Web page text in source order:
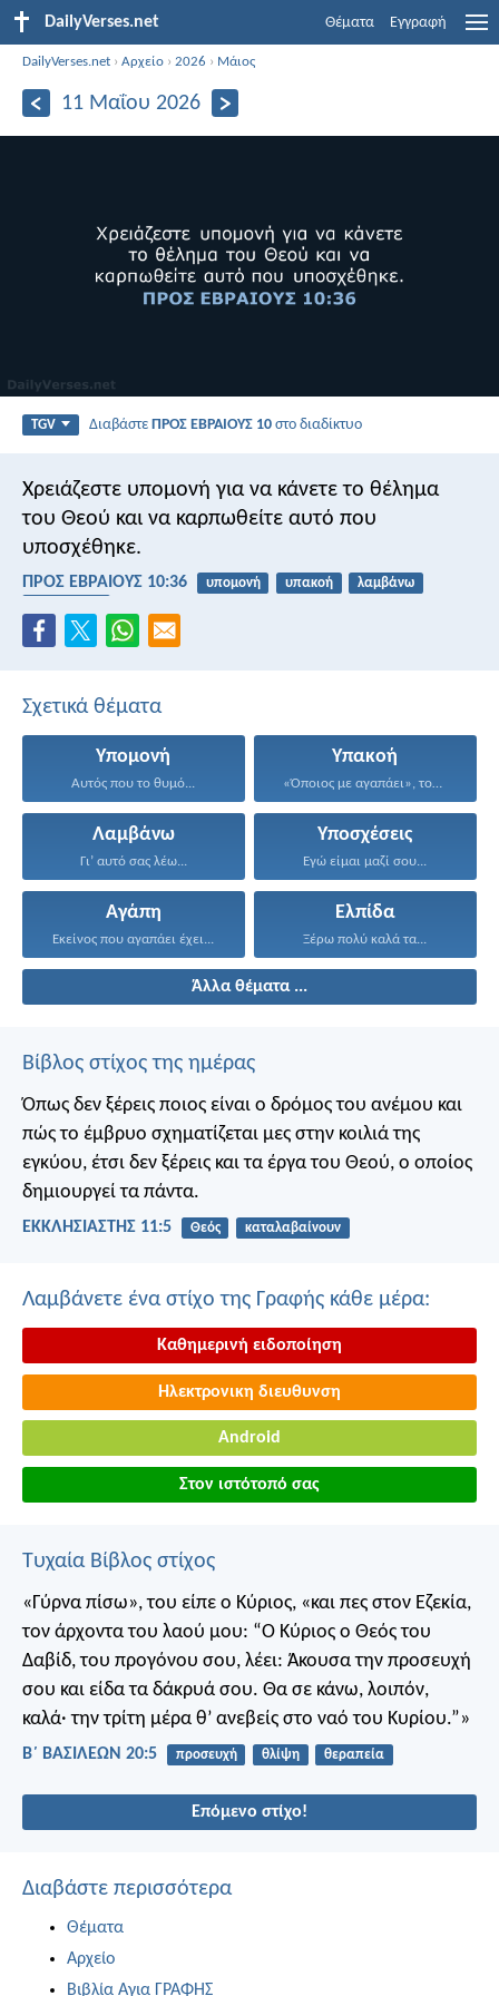
DailyVerses.net Θέματα Εγγραφή
DailyVerses.net ›Αρχείο ›2026 › Μάιος
11 Μαΐου 2026
TGV ΔιαβάστεΠΡΟΣ ΕΒΡΑΙΟΥΣ 10 στο διαδίκτυο
Χρειάζεστε υπομονή για να κάνετε το θέλημα
του Θεού και να καρπωθείτε αυτό που
υποσχέθηκε.
ΠΡΟΣ ΕΒΡΑΙΟΥΣ 10:36 υπομονή υπακοή
λαμβάνω
Σχετικά θέματα
Υπομονή
Αυτός που το θυμό...
Υπακοή
«Όποιος με αγαπάει», του...
Λαμβάνω
Γι’ αυτό σας λέω...
Υποσχέσεις
Εγώ είμαι μαζί σου...
Αγάπη
Εκείνος που αγαπάει έχει...
Ελπίδα
Ξέρω πολύ καλά τα...
Άλλα θέματα ...
Βίβλος στίχος της ημέρας
Όπως δεν ξέρεις ποιος είναι ο δρόμος του ανέμου και
πώς το έμβρυο σχηματίζεται μες στην κοιλιά της
εγκύου, έτσι δεν ξέρεις και τα έργα του Θεού, ο οποίος
δημιουργεί τα πάντα.
ΕΚΚΛΗΣΙΑΣΤΗΣ 11:5 Θεός καταλαβαίνουν
Λαμβάνετε ένα στίχο της Γραφής κάθε μέρα:
Καθημερινή ειδοποίηση
Ηλεκτρονικη διευθυνση
Android
Στον ιστότοπό σας
Τυχαία Βίβλος στίχος
«Γύρνα πίσω», του είπε ο Κύριος, «και πες στον Εζεκία,
τον άρχοντα του λαού μου: “Ο Κύριος ο Θεός του
Δαβίδ, του προγόνου σου, λέει: Άκουσα την προσευχή
σου και είδα τα δάκρυά σου. Θα σε κάνω, λοιπόν,
καλά· την τρίτη μέρα θ’ ανεβείς στο ναό του Κυρίου.”»
Β΄ ΒΑΣΙΛΕΩΝ 20:5 προσευχή θλίψη θεραπεία
Επόμενο στίχο!
Διαβάστε περισσότερα
Θέματα
Αρχείο
Βιβλία Αγια ΓΡΑΦΗΣ